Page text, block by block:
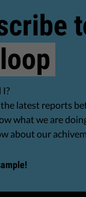
I?
latest reports
what we are
about our